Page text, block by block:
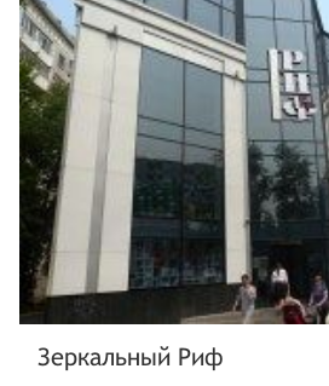
Зеркальный Риф